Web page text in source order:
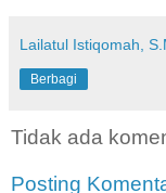
Lailatul Istiqomah,
Berbagi
Tidak ada
Posting